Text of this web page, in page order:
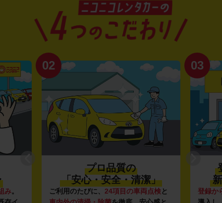
み。
02
プロ品質の
「安心・安全・清潔」
ご利用のたびに、 24項目の車両点検と
03
登録か